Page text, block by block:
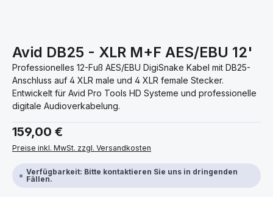
Avid DB25 - XLR M+F AES/EBU 12'
Professionelles 12-Fuß AES/EBU DigiSnake Kabel mit DB25-
Anschluss auf 4 XLR male und 4 XLR female Stecker.
Entwickelt für Avid Pro Tools HD Systeme und professionelle
digitale Audioverkabelung.
Regulärer Preis:
159,00 €
Preise inkl. MwSt. zzgl. Versandkosten
Verfügbarkeit: Bitte kontaktieren Sie uns in dringenden
Fällen.